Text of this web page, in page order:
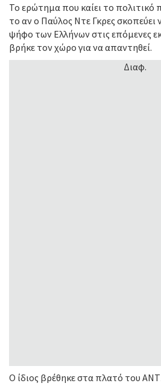
Το ερώτημα που καίει το πολιτικό
το αν ο Παύλος Ντε Γκρες σκοπεύει
ψήφο των Ελλήνων στις επόμενες
βρήκε τον χώρο για να απαντηθεί.
Διαφ.
Ο ίδιος βρέθηκε στα πλατό του